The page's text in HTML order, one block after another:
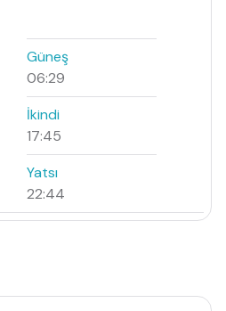
Güneş
06:29
İkindi
17:45
Yatsı
22:44